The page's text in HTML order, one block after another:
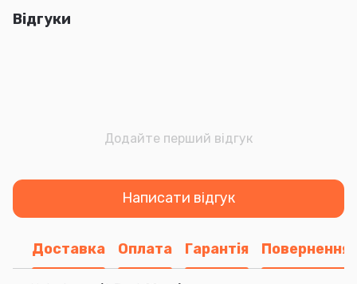
Відгуки
Додайте перший відгук
Написати відгук
Доставка Оплата Гарантія Повернення